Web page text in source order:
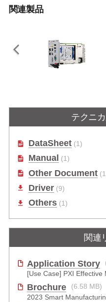
関連製品
3Uインテル® Core™ i7-
アッドコアプロセッサ搭載PXI
Express Gen3コントローラ
テクニ
DataSheet(1)
Manual (1)
Other Document
Driver(9)
Others(1)
関連
Application Story
Brochure
(6.58 MB)
2023 Smart